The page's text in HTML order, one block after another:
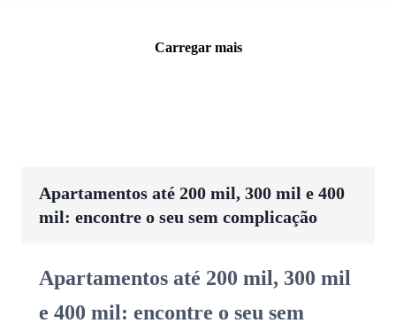
Carregar mais
Apartamentos até 200 mil, 300 mil e 400
mil: encontre o seu sem complicação
Apartamentos até 200 mil, 300 mil
e 400 mil: encontre o seu sem